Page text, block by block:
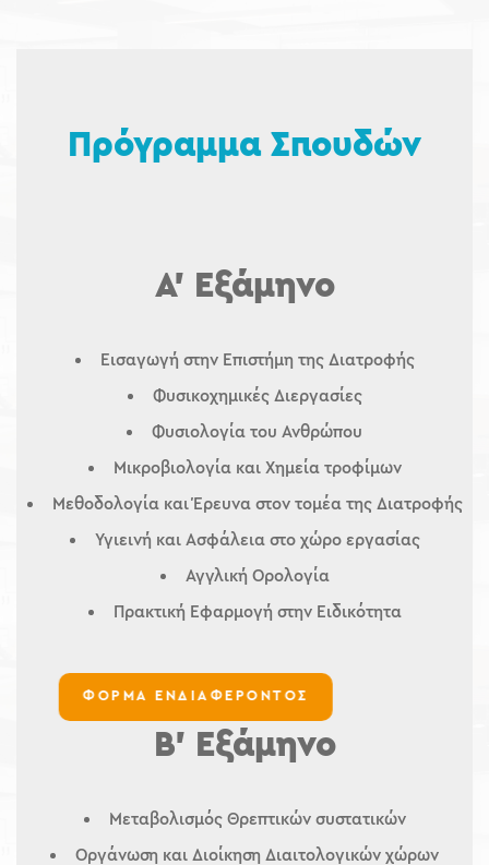
ΦΟΡΜΑ ΕΝΔΙΑΦΕΡΟΝΤΟΣ
Πρόγραμμα Σπουδών
Α’ Εξάμηνο
Εισαγωγή στην Επιστήμη της Διατροφής
Φυσικοχημικές Διεργασίες
Φυσιολογία του Ανθρώπου
Μικροβιολογία και Χημεία τροφίμων
Μεθοδολογία και Έρευνα στον τομέα της Διατροφής
Υγιεινή και Ασφάλεια στο χώρο εργασίας
Αγγλική Ορολογία
Πρακτική Εφαρμογή στην Ειδικότητα
Β’ Εξάμηνο
Μεταβολισμός Θρεπτικών συστατικών
Οργάνωση και Διοίκηση Διαιτολογικών χώρων